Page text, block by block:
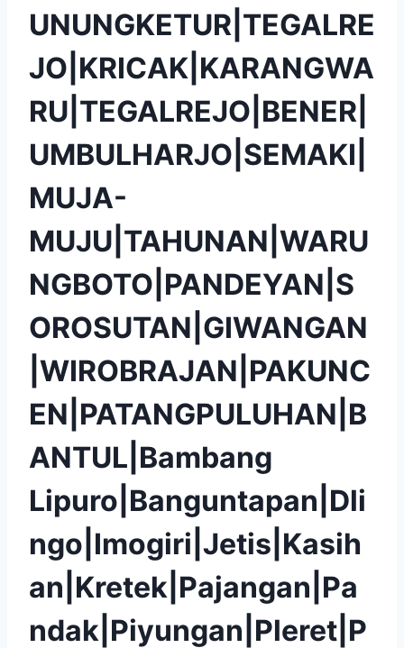
UNUNGKETUR|TEGALRE
JO|KRICAK|KARANGWA
RU|TEGALREJO|BENER|
UMBULHARJO|SEMAKI|
MUJA-
MUJU|TAHUNAN|WARU
NGBOTO|PANDEYAN|S
OROSUTAN|GIWANGAN
|WIROBRAJAN|PAKUNC
EN|PATANGPULUHAN|B
ANTUL|Bambang
Lipuro|Banguntapan|Dli
ngo|Imogiri|Jetis|Kasih
an|Kretek|Pajangan|Pa
ndak|Piyungan|Pleret|P